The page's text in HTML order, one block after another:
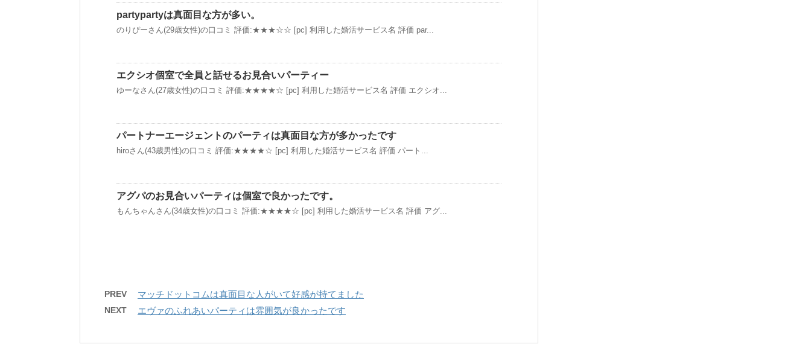
partypartyは真面目な方が多い。
のりぴーさん(29歳女性)の口コミ 評価:★★★☆☆ [pc] 利用した婚活サービス名 評価 par...
エクシオ個室で全員と話せるお見合いパーティー
ゆーなさん(27歳女性)の口コミ 評価:★★★★☆ [pc] 利用した婚活サービス名 評価 エクシオ...
パートナーエージェントのパーティは真面目な方が多かったです
hiroさん(43歳男性)の口コミ 評価:★★★★☆ [pc] 利用した婚活サービス名 評価 パート...
アグパのお見合いパーティは個室で良かったです。
もんちゃんさん(34歳女性)の口コミ 評価:★★★★☆ [pc] 利用した婚活サービス名 評価 アグ...
PREV マッチドットコムは真面目な人がいて好感が持てました
NEXT エヴァのふれあいパーティは雰囲気が良かったです